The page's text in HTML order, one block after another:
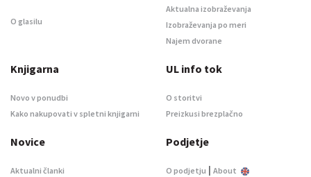
O glasilu
Aktualna izobraževanja
Izobraževanja po meri
Najem dvorane
Knjigarna
Novo v ponudbi
Kako nakupovati v spletni knjigarni
UL info tok
O storitvi
Preizkusi brezplačno
Novice
Aktualni članki
Podjetje
O podjetju | About